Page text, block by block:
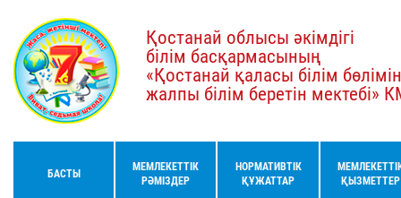
Қостанай облысы әкімдігі
білім басқармасының
«Қостанай қаласы білім
жалпы білім беретін мектебі»
БАСТЫ
МЕМЛЕКЕТТІК
РӘМІЗДЕР
НОРМАТИВТІК
ҚҰЖАТТАР
ҚЫЗМЕТТЕР